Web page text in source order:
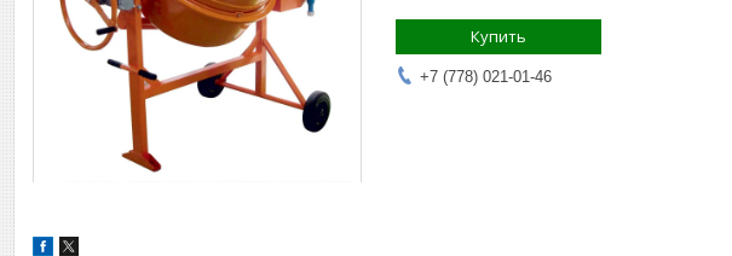
Купить
+7 (778) 021-01-46